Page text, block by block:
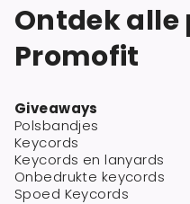
Ontdek
Promofit
Giveaways
Polsbandjes
Keycords
Keycords en lanyards
Onbedrukte keycords
Spoed Keycords